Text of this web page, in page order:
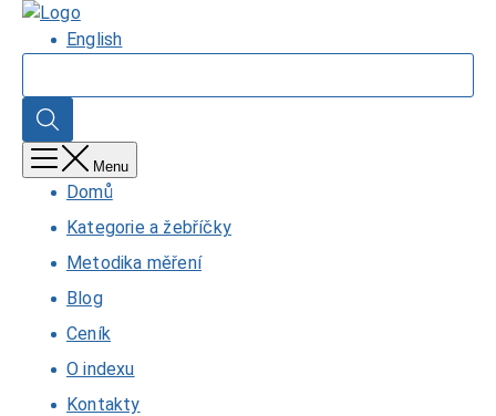
Přejít
obsahu
Domů
English
Hledat
Menu
Domů
Kategorie a žebříčky
Metodika měření
Blog
Ceník
O indexu
Kontakty